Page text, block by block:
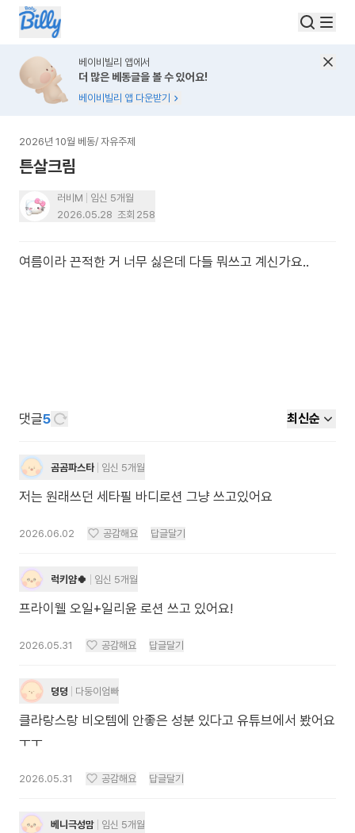
베이비빌리 앱에서
더 많은 베동글을 볼 수 있어요!
베이비빌리 앱 다운받기
2026년 10월 베동/ 자유주제
튼살크림
러비M
임신 5개월
2026.05.28 조회 258
여름이라 끈적한 거 너무 싫은데 다들 뭐쓰고 계신가요..
댓글5 최신순
곰곰파스타 임신 5개월
저는 원래쓰던 세타필 바디로션 그냥 쓰고있어요
2026.06.02 공감해요 답글달기
럭키얌🍀 임신 5개월
프라이웰 오일+일리윤 로션 쓰고 있어요!
2026.05.31 공감해요 답글달기
뎡뎡 다둥이엄빠
클라랑스랑 비오템에 안좋은 성분 있다고 유튜브에서 봤어요
ㅜㅜ
2026.05.31 공감해요 답글달기
베니극성맘 임신 5개월